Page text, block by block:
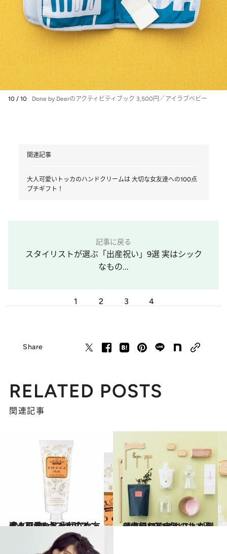
10 / 10 Done by Deerのアクティビティブック 3,500円／アイラブベビー
関連記事
大人可愛いトッカのハンドクリームは 大切な女友達への100点
プチギフト！
記事に戻る
スタイリストが選ぶ「出産祝い」9選 実はシック
なもの...
1 2 3 4
Share
RELATED POSTS
関連記事
2020.2.12
大人可愛いトッカのハンドクリームは 大切な女友達への100点プチギフト！
ビューティ＆ヘルス 2019.11.9
【内祝い】幸せのおすそ分けに スタイリストが贈る心伝わる6点
ライフスタイル